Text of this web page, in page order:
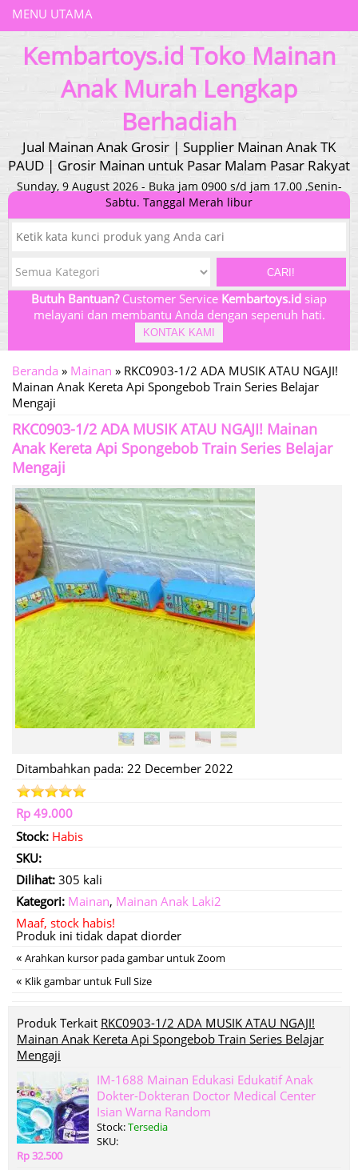
MENU UTAMA
Kembartoys.id Toko Mainan
Anak Murah Lengkap
Berhadiah
Jual Mainan Anak Grosir | Supplier Mainan Anak TK
PAUD | Grosir Mainan untuk Pasar Malam Pasar Rakyat
Sunday, 9 August 2026 - Buka jam 0900 s/d jam 17.00 ,Senin-
Sabtu. Tanggal Merah libur
CARI!
Butuh Bantuan?Customer Service Kembartoys.id siap
melayani dan membantu Anda dengan sepenuh hati.
KONTAK KAMI
Beranda » Mainan » RKC0903-1/2 ADA MUSIK ATAU NGAJI!
Mainan Anak Kereta Api Spongebob Train Series Belajar
Mengaji
RKC0903-1/2 ADA MUSIK ATAU NGAJI! Mainan
Anak Kereta Api Spongebob Train Series Belajar
Mengaji
Ditambahkan pada: 22 December 2022
Rp 49.000
Stock: Habis
SKU:
Dilihat: 305 kali
Kategori: Mainan, Mainan Anak Laki2
Maaf, stock habis!
Produk ini tidak dapat diorder
« Arahkan kursor pada gambar untuk Zoom
« Klik gambar untuk Full Size
Produk Terkait RKC0903-1/2 ADA MUSIK ATAU NGAJI!
Mainan Anak Kereta Api Spongebob Train Series Belajar
Mengaji
IM-1688 Mainan Edukasi Edukatif Anak
Dokter-Dokteran Doctor Medical Center
Isian Warna Random
Stock:Tersedia
SKU:
Rp 32.500